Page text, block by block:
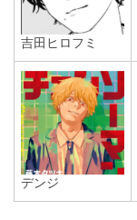
吉田ヒロフミ
デンジ